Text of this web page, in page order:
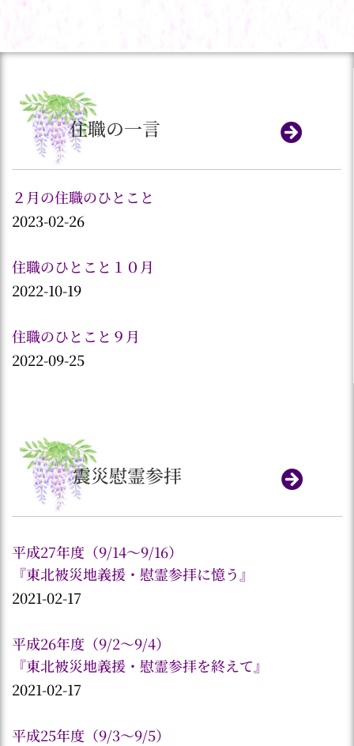
住職の一言
２月の住職のひとこと
2023-02-26
住職のひとこと１０月
2022-10-19
住職のひとこと９月
2022-09-25
震災慰霊参拝
平成27年度（9/14～9/16）
『東北被災地義援・慰霊参拝に憶う』
2021-02-17
平成26年度（9/2～9/4）
『東北被災地義援・慰霊参拝を終えて』
2021-02-17
平成25年度（9/3～9/5）